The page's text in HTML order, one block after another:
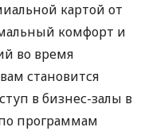
картой от
комфорт и
во время
становится
в бизнес-залы в
программам